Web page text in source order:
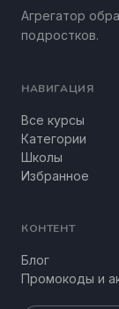
Агрегатор
подростков.
НАВИГАЦИЯ
Все курсы
Категории
Школы
Избранное
КОНТЕНТ
Блог
Промокоды и